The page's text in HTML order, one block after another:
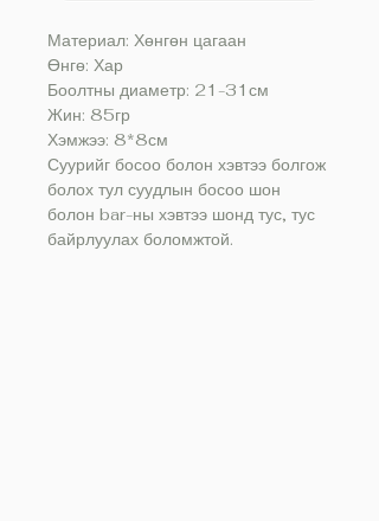
Материал: Хөнгөн цагаан
Өнгө: Хар
Боолтны диаметр: 21-31см
Жин: 85гр
Хэмжээ: 8*8см
Суурийг босоо болон хэвтээ болгож
болох тул суудлын босоо шон
болон bar-ны хэвтээ шонд тус, тус
байрлуулах боломжтой.